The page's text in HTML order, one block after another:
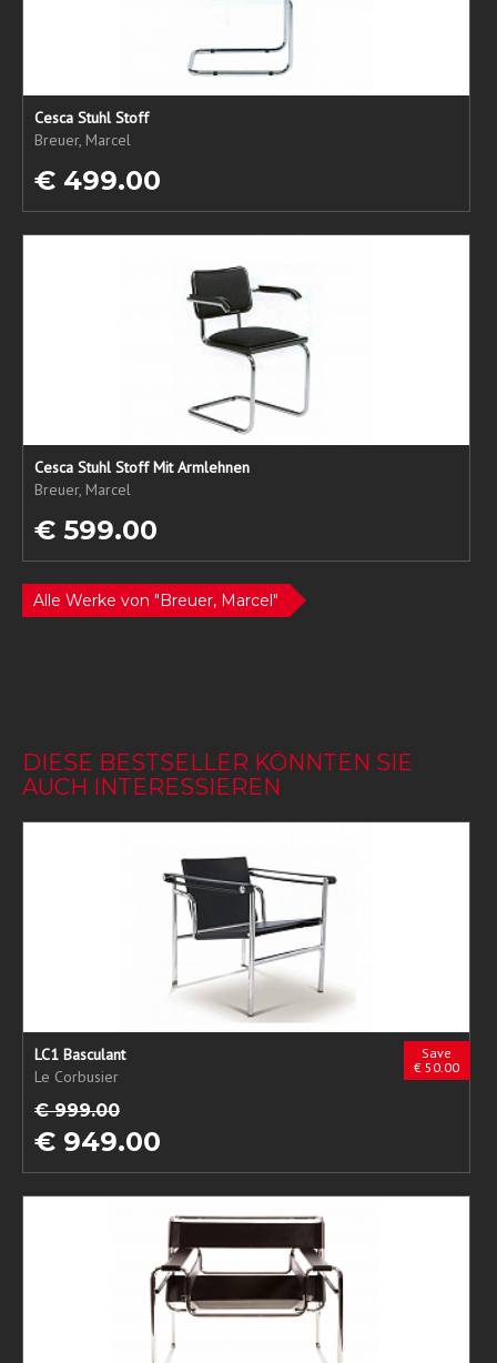
Cesca Stuhl Stoff
Breuer, Marcel
€ 499.00
Cesca Stuhl Stoff Mit Armlehnen
Breuer, Marcel
€ 599.00
Alle Werke von "Breuer, Marcel"
DIESE BESTSELLER KÖNNTEN SIE
AUCH INTERESSIEREN
Save
€ 50.00
LC1 Basculant
Le Corbusier
€ 999.00
€ 949.00